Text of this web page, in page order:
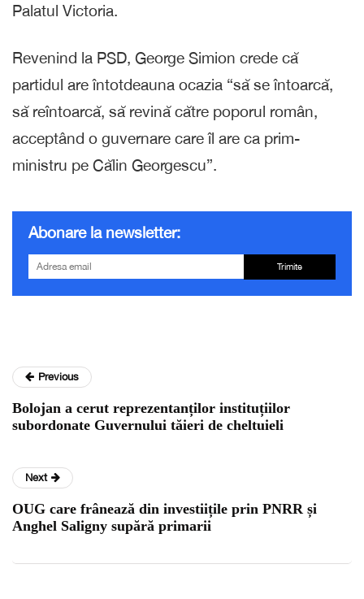
Palatul Victoria.
Revenind la PSD, George Simion crede că
partidul are întotdeauna ocazia “să se întoarcă,
să reîntoarcă, să revină către poporul român,
acceptând o guvernare care îl are ca prim-
ministru pe Călin Georgescu”.
Abonare la newsletter:
Trimite
Previous
Bolojan a cerut reprezentanților instituțiilor
subordonate Guvernului tăieri de cheltuieli
Next
OUG care frânează din investiițile prin PNRR și
Anghel Saligny supără primarii